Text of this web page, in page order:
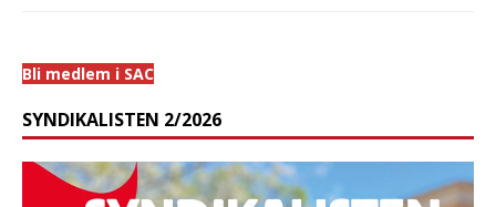
Bli medlem i SAC
SYNDIKALISTEN 2/2026